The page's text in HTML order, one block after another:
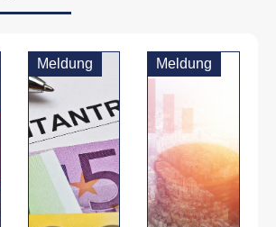
Meldung Meldung